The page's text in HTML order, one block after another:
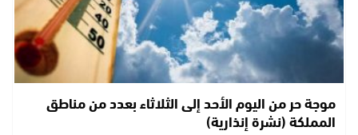
موجة حر من اليوم الأحد إلى الثلاثاء بعدد من مناطق
المملكة (نشرة إنذارية)